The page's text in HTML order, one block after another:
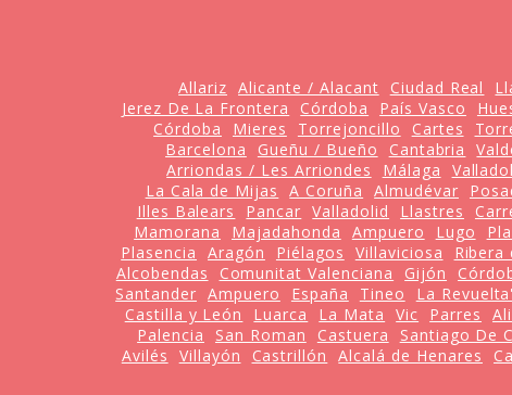
Allariz Alicante / Alacant Ciudad Real
Jerez De La Frontera
Córdoba País Vasco
Córdoba
Mieres Torrejoncillo Cartes
Barcelona
Gueñu / Bueño Cantabria
Arriondas / Les Arriondes
Málaga
La Cala de Mijas
A Coruña Almudévar
Illes Balears
Pancar Valladolid Llastres
Mamorana
Majadahonda Ampuero Lugo
Plasencia
Aragón Piélagos Villaviciosa Ribera
Alcobendas
Comunitat Valenciana Gijón
Santander Ampuero España Tineo La
Castilla y León
Luarca La Mata Vic Parres
Palencia
San Roman Castuera Santiago De
Avilés
Villayón Castrillón Alcalá de Henares